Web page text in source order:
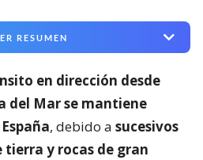
RESUMEN
en dirección desde
del Mar se mantiene
, debido a sucesivos
y rocas de gran